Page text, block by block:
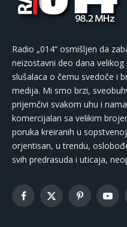
Radio „014“ osmišljen da
neizostavni deo dana velikog
slušalaca o čemu svedoče i
medija. Mi smo brzi,
prijemčivi svakom uhu i
komercijalan sa velikim
poruka kreiranih u
orjentisan, u trendu,
svih predrasuda i uticaja,
Facebook
X
Pinterest